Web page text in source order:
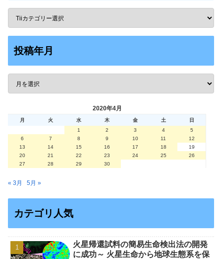
投稿年月
2020年4月
月 火 水 木 金 土
日
1
2 3 4
5
6
7 8 9 10 11
12
13
14 15 16 17 18
19
20
21 22 23 24 25
26
27
28 29 30
« 3月 5月 »
カテゴリ人気
火星帰還試料の簡易生命検出法の開発
に成功～ 火星生命から地球生態系を保